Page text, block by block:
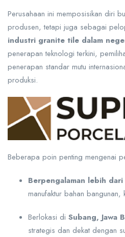
Perusahaan ini memposisikan diri
produsen, tetapi juga sebagai
industri granite tile dalam
penerapan teknologi terkini,
penerapan standar mutu
produksi.
Beberapa poin penting mengenai
Berpengalaman lebih
manufaktur bahan bangunan,
Berlokasi di Subang, Jawa
strategis dan dekat dengan